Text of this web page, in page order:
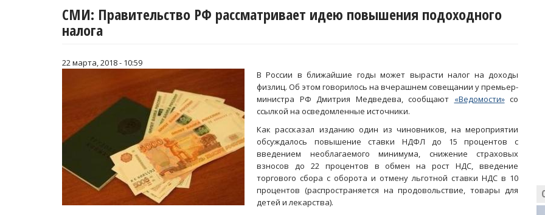
СМИ: Правительство РФ рассматривает идею повышения подоходного
налога
22 марта, 2018 - 10:59
В России в ближайшие годы может вырасти налог на доходы
физлиц. Об этом говорилось на вчерашнем совещании у премьер-
министра РФ Дмитрия Медведева, сообщают «Ведомости»со
ссылкой на осведомленные источники.
Как рассказал изданию один из чиновников, на мероприятии
обсуждалось повышение ставки НДФЛ до 15 процентов с
введением необлагаемого минимума, снижение страховых
взносов до 22 процентов в обмен на рост НДС, введение
торгового сбора с оборота и отмену льготной ставки НДС в 10
процентов (распространяется на продовольствие, товары для
детей и лекарства).